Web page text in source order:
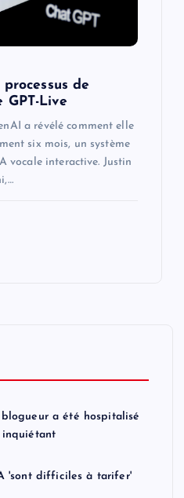
de
GPT-Live
a révélé comment elle
six mois, un système
vocale interactive. Justin
a été hospitalisé
'sont difficiles à tarifer'